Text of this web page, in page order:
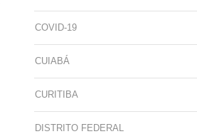
COVID-19
CUIABÁ
CURITIBA
DISTRITO FEDERAL